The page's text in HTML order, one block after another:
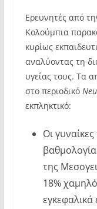
Ερευνητές από
Κολούμπια
κυρίως
αναλύοντας τη
υγείας τους. Τα
στο περιοδικό
εκπληκτικό:
Οι
της
18%
εγκεφαλικά